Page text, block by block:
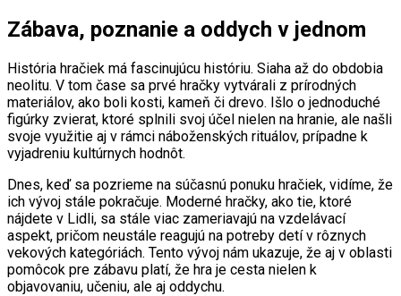
Zábava, poznanie a oddych v jednom
História hračiek má fascinujúcu históriu. Siaha až do obdobia
neolitu. V tom čase sa prvé hračky vytvárali z prírodných
materiálov, ako boli kosti, kameň či drevo. Išlo o jednoduché
figúrky zvierat, ktoré splnili svoj účel nielen na hranie, ale našli
svoje využitie aj v rámci náboženských rituálov, prípadne k
vyjadreniu kultúrnych hodnôt.
Dnes, keď sa pozrieme na súčasnú ponuku hračiek, vidíme, že
ich vývoj stále pokračuje. Moderné hračky, ako tie, ktoré
nájdete v Lidli, sa stále viac zameriavajú na vzdelávací
aspekt, pričom neustále reagujú na potreby detí v rôznych
vekových kategóriách. Tento vývoj nám ukazuje, že aj v oblasti
pomôcok pre zábavu platí, že hra je cesta nielen k
objavovaniu, učeniu, ale aj oddychu.